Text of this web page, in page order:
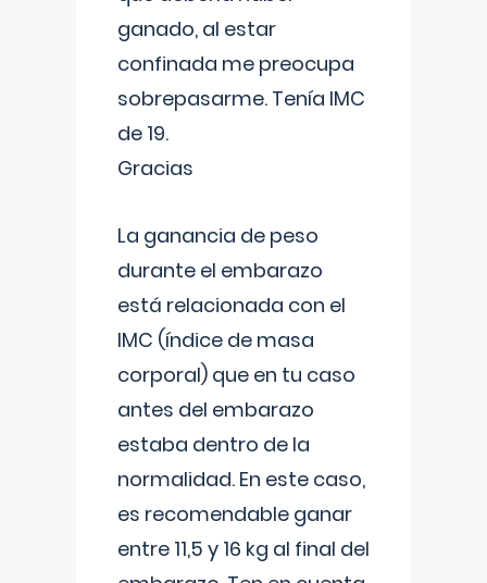
ganado, al estar
confinada me preocupa
sobrepasarme. Tenía IMC
de 19.
Gracias
La ganancia de peso
durante el embarazo
está relacionada con el
IMC (índice de masa
corporal) que en tu caso
antes del embarazo
estaba dentro de la
normalidad. En este caso,
es recomendable ganar
entre 11,5 y 16 kg al final del